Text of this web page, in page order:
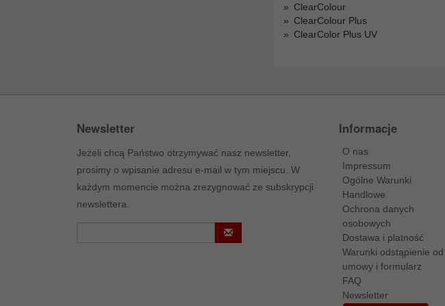
ClearColour
ClearColour Plus
ClearColor Plus UV
Newsletter
Jeżeli chcą Państwo otrzymywać nasz newsletter,
prosimy o wpisanie adresu e-mail w tym miejscu. W
każdym momencie można zrezygnować ze subskrypcji
newslettera.
Informacje
O nas
Impressum
Ogólne Warunki
Handlowe
Ochrona danych
osobowych
Dostawa i platność
Warunki odstąpienie od
umowy i formularz
FAQ
Newsletter